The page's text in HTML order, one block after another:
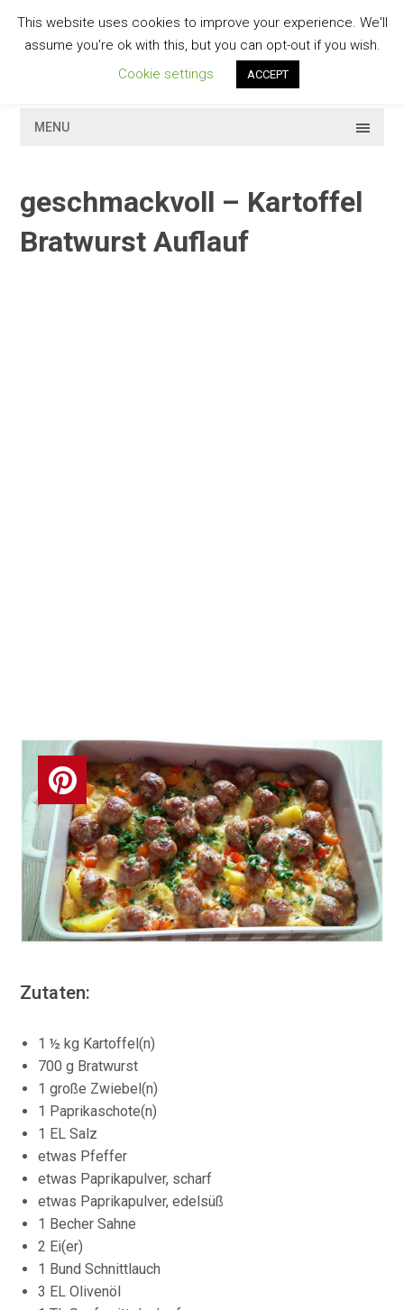
contentGESCHMACKVOLL
MENU
geschmackvoll – Kartoffel
Bratwurst Auflauf
Zutaten:
1 ½ kg Kartoffel(n)
700 g Bratwurst
1 große Zwiebel(n)
1 Paprikaschote(n)
1 EL Salz
etwas Pfeffer
etwas Paprikapulver, scharf
etwas Paprikapulver, edelsüß
1 Becher Sahne
2 Ei(er)
1 Bund Schnittlauch
3 EL Olivenöl
This website uses cookies to improve your experience. We'll
assume you're ok with this, but you can opt-out if you wish.
Cookie settings
ACCEPT